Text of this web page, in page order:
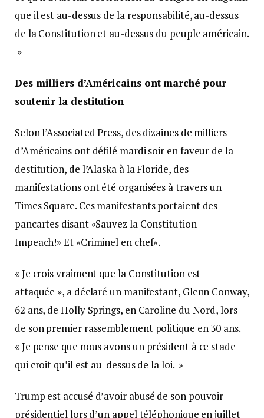
que il est au-dessus de la responsabilité, au-dessus
de la Constitution et au-dessus du peuple américain.
»
Des milliers d’Américains ont marché pour
soutenir la destitution
Selon l’Associated Press, des dizaines de milliers
d’Américains ont défilé mardi soir en faveur de la
destitution, de l’Alaska à la Floride, des
manifestations ont été organisées à travers un
Times Square. Ces manifestants portaient des
pancartes disant «Sauvez la Constitution –
Impeach!» Et «Criminel en chef».
« Je crois vraiment que la Constitution est
attaquée », a déclaré un manifestant, Glenn Conway,
62 ans, de Holly Springs, en Caroline du Nord, lors
de son premier rassemblement politique en 30 ans.
« Je pense que nous avons un président à ce stade
qui croit qu’il est au-dessus de la loi. »
Trump est accusé d’avoir abusé de son pouvoir
présidentiel lors d’un appel téléphonique en juillet